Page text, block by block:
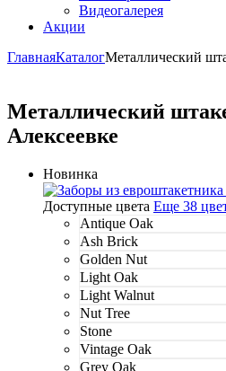
Видеогалерея
Акции
ГлавнаяКаталогМеталлический
Металлический
Алексеевке
Новинка
Доступные цвета Еще 38
Antique Oak
Ash Brick
Golden Nut
Light Oak
Light Walnut
Nut Tree
Stone
Vintage Oak
Grey Oak